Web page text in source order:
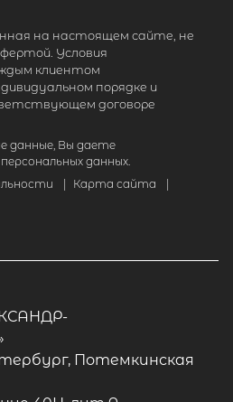
на настоящем сайте, не
Условия
клиентом
порядке и
договоре
данные, Вы даете
данных.
Карта сайта
Потемкинская